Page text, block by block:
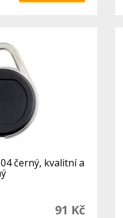
černý, kvalitní a
91 Kč